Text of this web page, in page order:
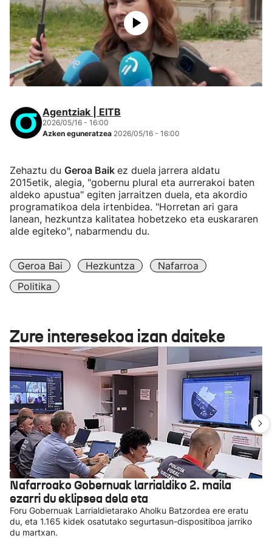
Agentziak | EITB
2026/05/16 - 16:00
Azken eguneratzea 2026/05/16 - 16:00
Zehaztu du Geroa Baik ez duela jarrera aldatu
2015etik, alegia, "gobernu plural eta aurrerakoi baten
aldeko apustua" egiten jarraitzen duela, eta akordio
programatikoa dela irtenbidea. "Horretan ari gara
lanean, hezkuntza kalitatea hobetzeko eta euskararen
alde egiteko", nabarmendu du.
Geroa Bai Hezkuntza
Nafarroa
Politika
Zure interesekoa izan daiteke
Nafarroako Gobernuak larrialdiko 2. maila
ezarri du eklipsea dela eta
Foru Gobernuak Larrialdietarako Aholku Batzordea ere eratu
du, eta 1.165 kidek osatutako segurtasun-dispositiboa jarriko
du martxan.